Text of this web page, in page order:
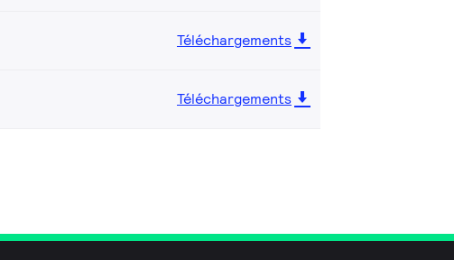
Téléchargements
Téléchargements